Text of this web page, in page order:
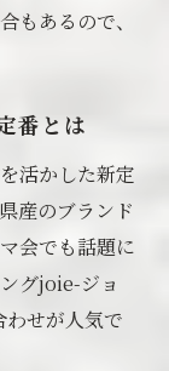
もあるので、
番とは
活かした新定
産のブランド
会でも話題に
グjoie-ジョ
せが人気で